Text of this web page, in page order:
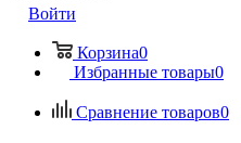
Войти
Корзина0
Избранные товары0
Сравнение товаров0